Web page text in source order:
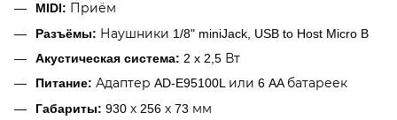
MIDI: Приём
Разъёмы: Наушники 1/8" miniJack, USB to Host Micro B
Акустическая система: 2 x 2,5 Вт
Питание: Адаптер AD-E95100L или 6 AA батареек
Габариты: 930 х 256 х 73 мм